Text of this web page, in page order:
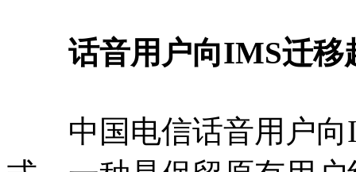
话音用户向IMS迁移
中国电信话音用户向